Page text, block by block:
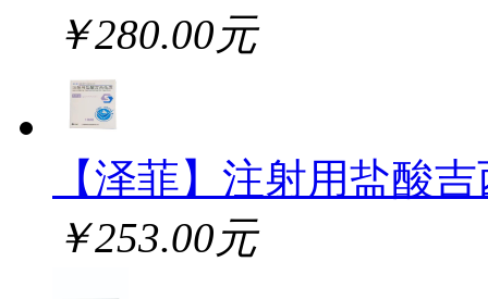
￥280.00元
【泽菲】注射用盐酸
￥253.00元